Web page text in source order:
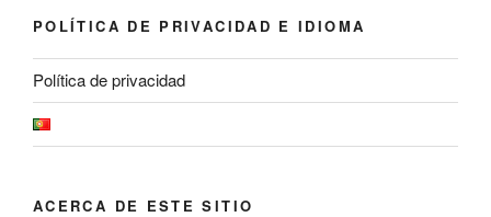
POLÍTICA DE PRIVACIDAD E IDIOMA
Política de privacidad
ACERCA DE ESTE SITIO